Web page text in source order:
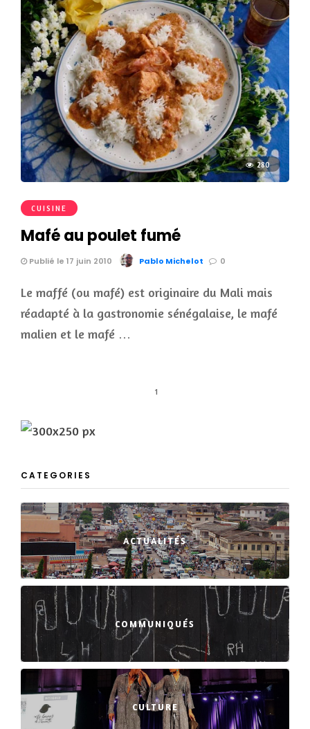
280
CUISINE
Mafé au poulet fumé
Publié le 17 juin 2010 Pablo Michelot 0
Le maffé (ou mafé) est originaire du Mali mais
réadapté à la gastronomie sénégalaise, le mafé
malien et le mafé …
1
CATEGORIES
ACTUALITÉS
COMMUNIQUÉS
CULTURE